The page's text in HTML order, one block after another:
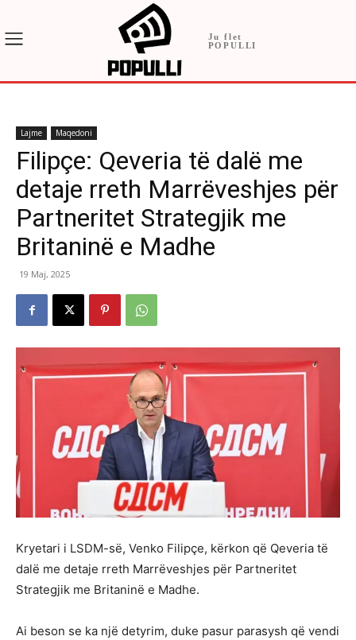
Ju flet
POPULLI
Lajme Maqedoni
Filipçe: Qeveria të dalë me
detaje rreth Marrëveshjes për
Partneritet Strategjik me
Britaninë e Madhe
19 Maj, 2025
Kryetari i LSDM-së, Venko Filipçe, kërkon që Qeveria të
dalë me detaje rreth Marrëveshjes për Partneritet
Strategjik me Britaninë e Madhe.
Ai beson se ka një detyrim, duke pasur parasysh që vendi